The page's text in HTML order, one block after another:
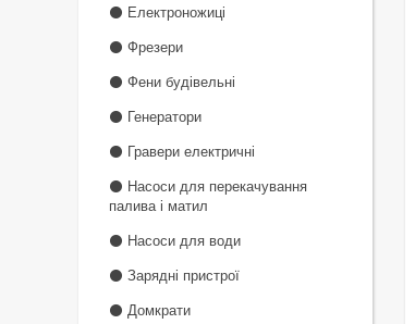
⚫ Електроножиці
⚫ Фрезери
⚫ Фени будівельні
⚫ Генератори
⚫ Гравери електричні
⚫ Насоси для перекачування
палива і матил
⚫ Насоси для води
⚫ Зарядні пристрої
⚫ Домкрати